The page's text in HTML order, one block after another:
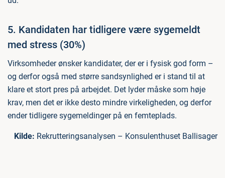
5. Kandidaten har tidligere være sygemeldt
med stress (30%)
Virksomheder ønsker kandidater, der er i fysisk god form –
og derfor også med større sandsynlighed er i stand til at
klare et stort pres på arbejdet. Det lyder måske som høje
krav, men det er ikke desto mindre virkeligheden, og derfor
ender tidligere sygemeldinger på en femteplads.
Kilde: Rekrutteringsanalysen – Konsulenthuset Ballisager